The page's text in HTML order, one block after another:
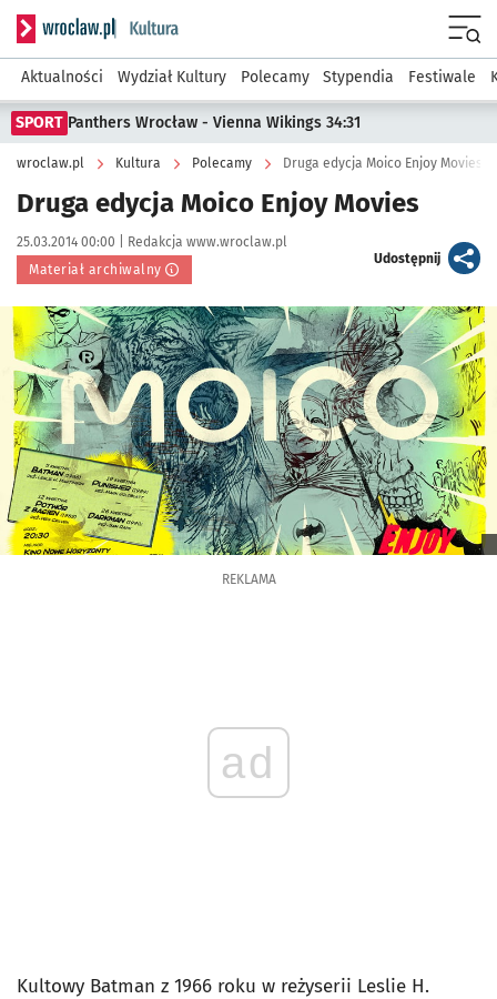
Serwis informacyjny wroclaw.pl podserwis: Kultura
Aktualności Wydział Kultury Polecamy Stypendia Festiwale
SPORT Panthers Wrocław - Vienna Wikings 34:31
wroclaw.pl Kultura Polecamy Druga edycja Moico Enjoy Movies
Druga edycja Moico Enjoy Movies
Data publikacji:
25.03.2014 00:00 | Autor:
Redakcja www.wroclaw.pl
Materiał archiwalny
Udostępnijartykuł
Kliknij, aby powiększyć
REKLAMA
ad
Kultowy Batman z 1966 roku w reżyserii Leslie H.